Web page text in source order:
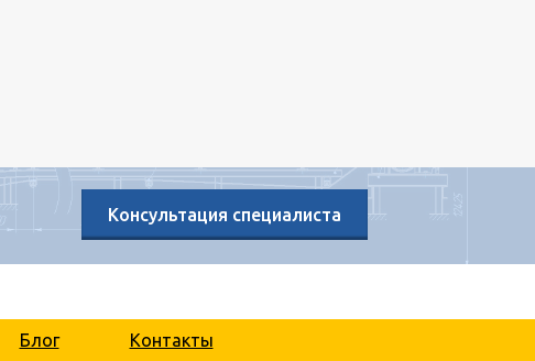
Консультация специалиста
Блог Контакты